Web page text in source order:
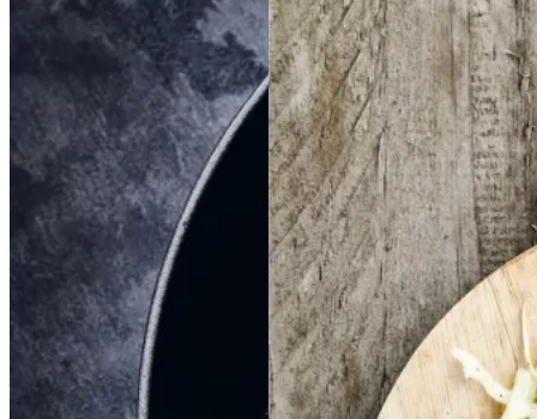
BraiseretBraiseret
oksetværreboksetvæ
rreb
Gem opskrift
FrikadellerFrikadell
er medmed
smørspidskål,smørsp
idskål,
kartoflerkartofler
ogog
sennepsdressingsenn
epsdressing